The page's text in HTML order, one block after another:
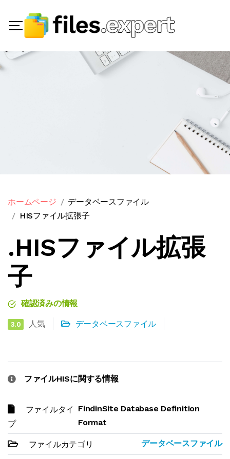
ホームページ
データベースファイル
HISファイル拡張子
.HISファイル拡張
子
確認済みの情報
3.0 人気 データベースファイル
ファイルHISに関する情報
ファイルタイ
プ
FindinSite Database Definition
Format
ファイルカテゴリ データベースファイル